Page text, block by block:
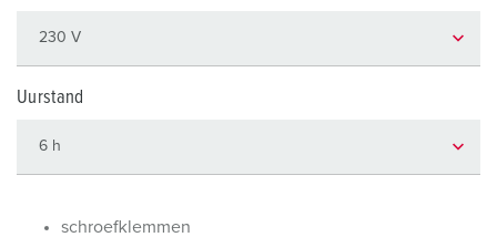
Uurstand
schroefklemmen